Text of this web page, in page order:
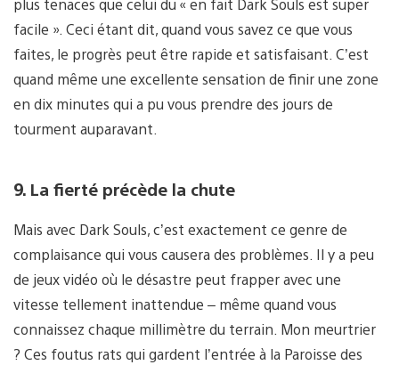
plus tenaces que celui du « en fait Dark Souls est super
facile ». Ceci étant dit, quand vous savez ce que vous
faites, le progrès peut être rapide et satisfaisant. C’est
quand même une excellente sensation de finir une zone
en dix minutes qui a pu vous prendre des jours de
tourment auparavant.
9. La fierté précède la chute
Mais avec Dark Souls, c’est exactement ce genre de
complaisance qui vous causera des problèmes. Il y a peu
de jeux vidéo où le désastre peut frapper avec une
vitesse tellement inattendue – même quand vous
connaissez chaque millimètre du terrain. Mon meurtrier
? Ces foutus rats qui gardent l’entrée à la Paroisse des